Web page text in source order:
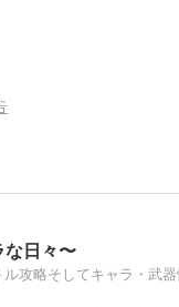
な日々〜
攻略そしてキャラ・武器